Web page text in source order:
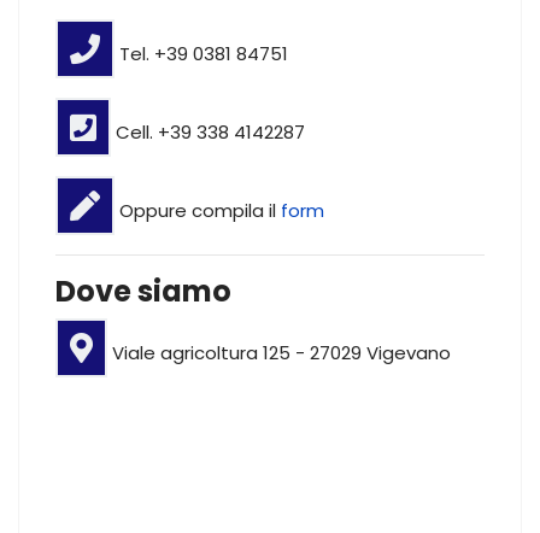
Tel. +39 0381 84751
Cell. +39 338 4142287
Oppure compila il form
Dove siamo
Viale agricoltura 125 - 27029 Vigevano